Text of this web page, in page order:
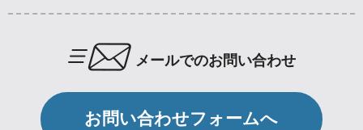
メールでのお問い合わせ
お問い合わせフォームへ